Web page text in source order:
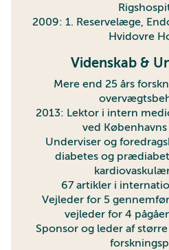
2009: 1. Reservelæge,
Hvidovre
Videnskab &
Mere end 25 års
2013: Lektor i intern
ved
Underviser og
diabetes og
67 artikler i
Vejleder for 5
vejleder for 4
Sponsor og leder af